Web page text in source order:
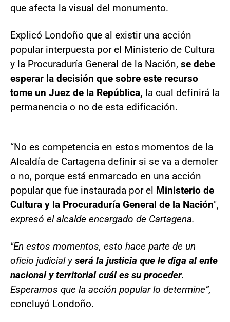
que afecta la visual del monumento.
Explicó Londoño que al existir una acción
popular interpuesta por el Ministerio de Cultura
y la Procuraduría General de la Nación, se debe
esperar la decisión que sobre este recurso
tome un Juez de la República, la cual definirá la
permanencia o no de esta edificación.
“No es competencia en estos momentos de la
Alcaldía de Cartagena definir si se va a demoler
o no, porque está enmarcado en una acción
popular que fue instaurada por el Ministerio de
Cultura y la Procuraduría General de la Nación",
expresó el alcalde encargado de Cartagena.
"En estos momentos, esto hace parte de un
oficio judicial yserá la justicia que le diga al ente
nacional y territorial cuál es su proceder.
Esperamos que la acción popular lo determine”,
concluyó Londoño.